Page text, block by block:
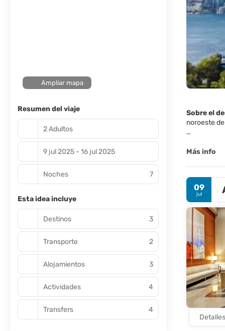
Sobre el
noroeste
vistas
Casa Loma
de
Venga a
Más info
09
jul
Detalles
Ampliar mapa
Resumen del viaje
2 Adultos
9 jul 2025 - 16 jul 2025
Noches 7
Esta idea incluye
Destinos 3
Transporte 2
Alojamientos 3
Actividades 4
Transfers 4